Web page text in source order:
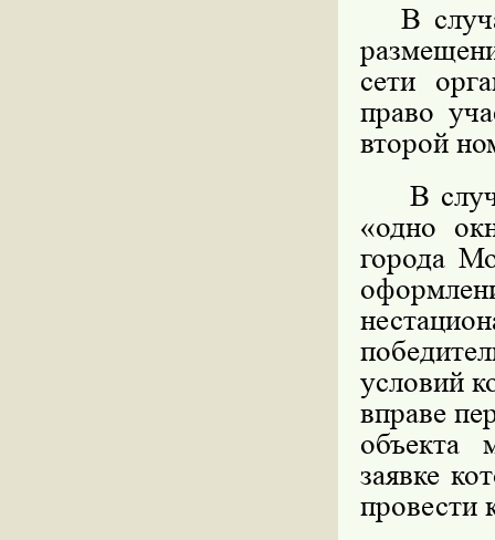
В
сети
право
второй
В
«одно
города
условий
вправе
объекта
заявке
провести